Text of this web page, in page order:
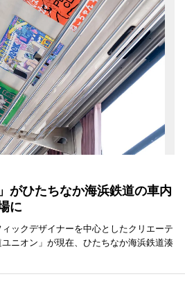
がひたちなか海浜鉄道の車内
に
ックデザイナーを中心としたクリエーテ
ニオン」が現在、ひたちなか海浜鉄道湊